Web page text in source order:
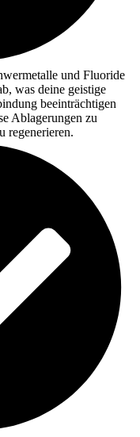
und Fluoride
was deine geistige
beeinträchtigen
Ablagerungen zu
regenerieren.